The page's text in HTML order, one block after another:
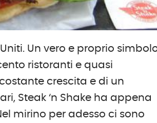
Un vero e proprio
ristoranti e quasi
crescita e di un
Steak ‘n Shake ha appena
mirino per adesso ci sono